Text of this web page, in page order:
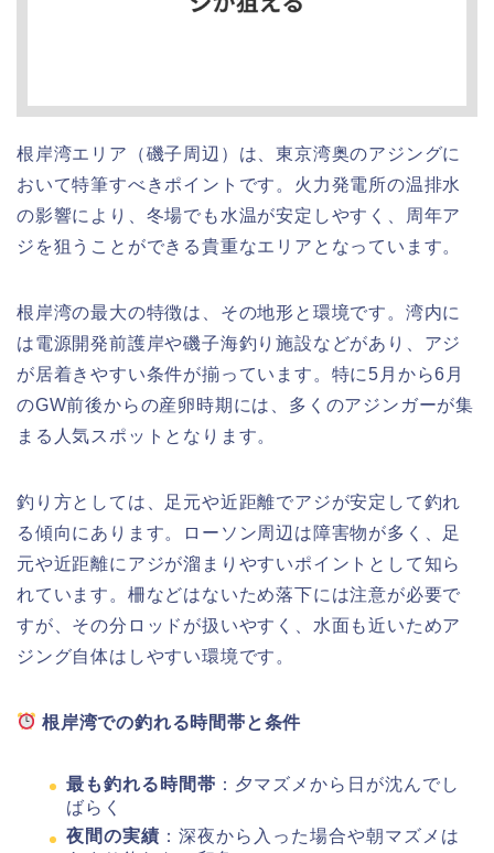
根岸湾エリア（磯子周辺）は、東京湾奥のアジングに
おいて特筆すべきポイントです。火力発電所の温排水
の影響により、冬場でも水温が安定しやすく、周年ア
ジを狙うことができる貴重なエリアとなっています。
根岸湾の最大の特徴は、その地形と環境です。湾内に
は電源開発前護岸や磯子海釣り施設などがあり、アジ
が居着きやすい条件が揃っています。特に5月から6月
のGW前後からの産卵時期には、多くのアジンガーが集
まる人気スポットとなります。
釣り方としては、足元や近距離でアジが安定して釣れ
る傾向にあります。ローソン周辺は障害物が多く、足
元や近距離にアジが溜まりやすいポイントとして知ら
れています。柵などはないため落下には注意が必要で
すが、その分ロッドが扱いやすく、水面も近いためア
ジング自体はしやすい環境です。
根岸湾での釣れる時間帯と条件
最も釣れる時間帯 ：夕マズメから日が沈んでし
ばらく
夜間の実績 ：深夜から入った場合や朝マズメは